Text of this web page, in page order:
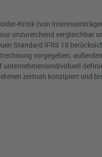
Kritik (von
unzureichend vergleichbar
Standard IFRS 18
vorgegeben;
unternehmensindividuell
zeitnah konzipiert und